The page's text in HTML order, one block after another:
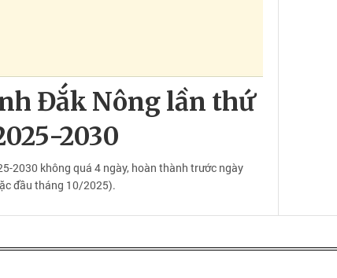
Đắk Nông lần thứ
2030
2030 không quá 4 ngày, hoàn thành trước ngày
đầu tháng 10/2025).